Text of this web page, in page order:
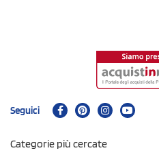
Seguici
Categorie più cercate